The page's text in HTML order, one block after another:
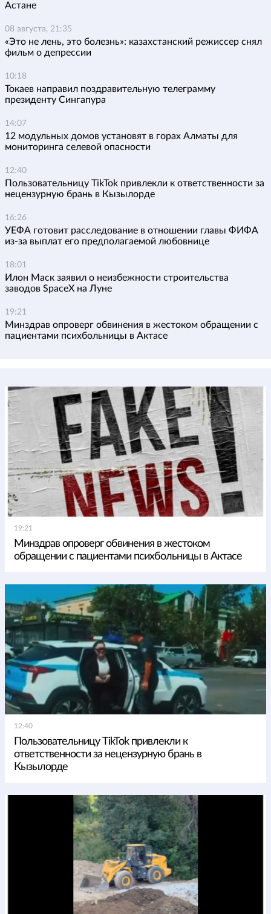
Астане
08 августа, 21:35
«Это не лень, это болезнь»: казахстанский режиссер снял
фильм о депрессии
10:18
Токаев направил поздравительную телеграмму
президенту Сингапура
14:07
12 модульных домов установят в горах Алматы для
мониторинга селевой опасности
12:40
Пользовательницу TikTok привлекли к ответственности за
нецензурную брань в Кызылорде
16:26
УЕФА готовит расследование в отношении главы ФИФА
из-за выплат его предполагаемой любовнице
18:01
Илон Маск заявил о неизбежности строительства
заводов SpaceX на Луне
19:21
Минздрав опроверг обвинения в жестоком обращении с
пациентами психбольницы в Актасе
19:21
Минздрав опроверг обвинения в жестоком
обращении с пациентами психбольницы в Актасе
12:40
Пользовательницу TikTok привлекли к
ответственности за нецензурную брань в
Кызылорде